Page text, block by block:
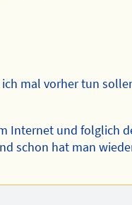
ich mal vorher tun
Internet und folglich
schon hat man